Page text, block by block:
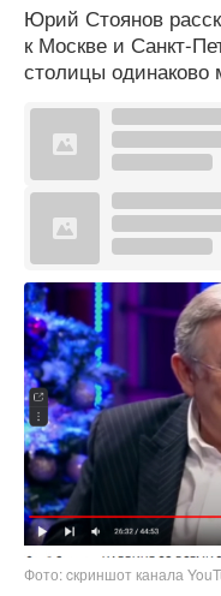
Юрий Стоянов
к Москве и Санкт-
столицы одинаково
Фото: cкриншот канала